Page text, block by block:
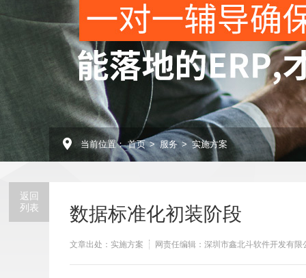
当前位置： 首页 > 服务 > 实施方案
返回
列表
数据标准化初装阶段
文章出处：实施方案 网责任编辑：深圳市鑫北斗软件开发有限